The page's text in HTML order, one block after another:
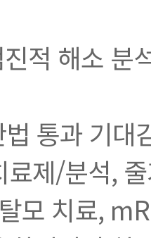
적 해소 분
통과 기대
료제/분석,
모 치료,